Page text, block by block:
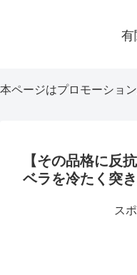
有
本ページはプロモーショ
【その品格に反
ベラを冷たく突
ス